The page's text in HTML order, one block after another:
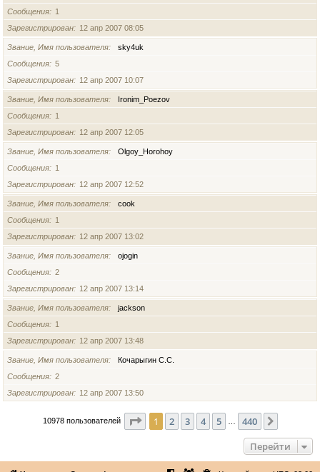
Сообщения
1
Зарегистрирован
12 апр 2007 08:05
Звание, Имя пользователя
sky4uk
Сообщения
5
Зарегистрирован
12 апр 2007 10:07
Звание, Имя пользователя
Ironim_Poezov
Сообщения
1
Зарегистрирован
12 апр 2007 12:05
Звание, Имя пользователя
Olgoy_Horohoy
Сообщения
1
Зарегистрирован
12 апр 2007 12:52
Звание, Имя пользователя
cook
Сообщения
1
Зарегистрирован
12 апр 2007 13:02
Звание, Имя пользователя
ojogin
Сообщения
2
Зарегистрирован
12 апр 2007 13:14
Звание, Имя пользователя
jackson
Сообщения
1
Зарегистрирован
12 апр 2007 13:48
Звание, Имя пользователя
Кочарыгин С.С.
Сообщения
2
Зарегистрирован
12 апр 2007 13:50
10978 пользователей Страница из 440
1 2 3 4 5 440
Перейти